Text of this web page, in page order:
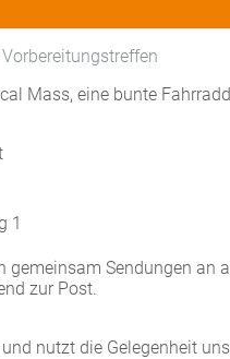
Mass, eine bunte
1
gemeinsam Sendungen an
zur Post.
nutzt die Gelegenheit